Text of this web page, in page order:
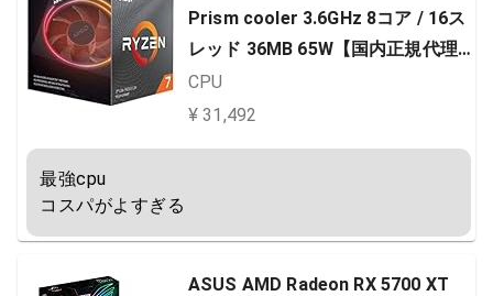
Prism cooler 3.6GHz 8コア / 16ス
レッド 36MB 65W【国内正規代理
店品】 100-100000071BOX
CPU
¥ 31,492
最強cpu
コスパがよすぎる
ASUS AMD Radeon RX 5700 XT